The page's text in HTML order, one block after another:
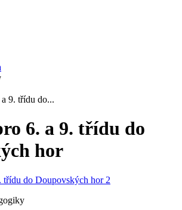
9. třídu do...
6. a 9. třídu do
hor